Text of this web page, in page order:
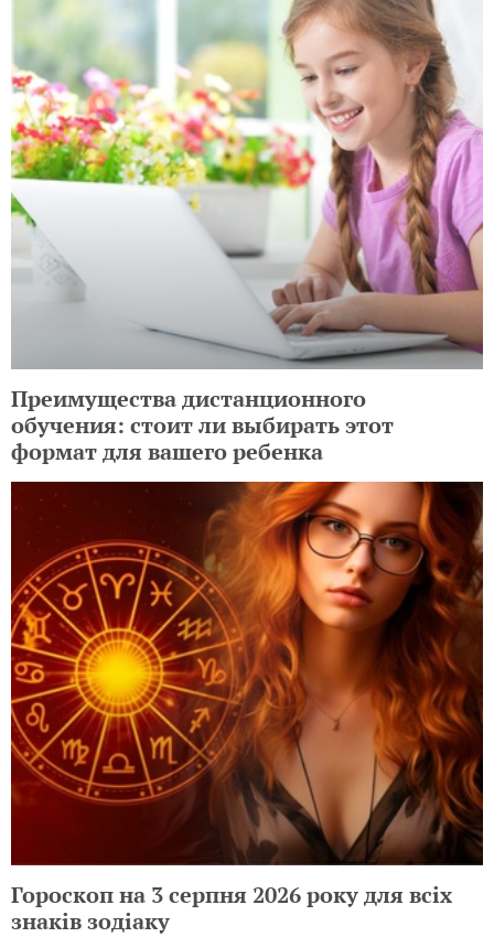
Преимущества дистанционного
обучения: стоит ли выбирать этот
формат для вашего ребенка
Гороскоп на 3 серпня 2026 року для всіх
знаків зодіаку